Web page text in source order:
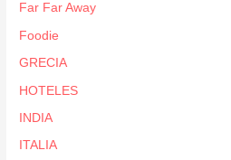
Far Far Away
Foodie
GRECIA
HOTELES
INDIA
ITALIA